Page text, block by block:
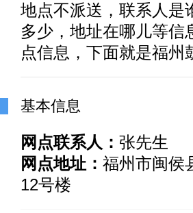
地点不派送，联系人是
多少，地址在哪儿等信
点信息，下面就是福
基本信息
网点联系人： 张先生
网点地址： 福州市闽侯
12号楼